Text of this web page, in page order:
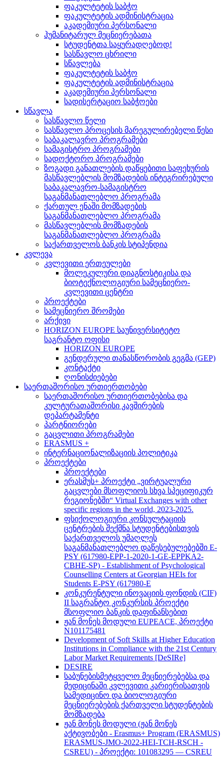
ფაკულტეტის საბჭო
ფაკულტეტის ადმინისტრაცია
აკადემიური პერსონალი
ჰუმანიტარულ მეცნიერებათა
სტუდენტთა საყურადღებოდ!
სასწავლო ცხრილი
სწავლება
ფაკულტეტის საბჭო
ფაკულტეტის ადმინისტრაცია
აკადემიური პერსონალი
სადისერტაციო საბჭოები
სწავლა
სასწავლო წელი
სასწავლო პროცესის მარეგულირებელი წესი
საბაკალავრო პროგრამები
სამაგისტრო პროგრამები
სადოქტორო პროგრამები
ზოგადი განათლების დაწყებითი საფეხურის
მასწავლებლის მომზადების ინტეგრირებული
საბაკალავრო-სამაგისტრო
საგანმანათლებლო პროგრამა
ქართულ ენაში მომზადების
საგანმანათლებლო პროგრამა
მასწავლებლის მომზადების
საგანმანათლებლო პროგრამა
საქართველოს ბანკის სტიპენდია
კვლევა
კვლევითი ერთეულები
მოლეკულური დიაგნოსტიკისა და
ბიოტექნოლოგიური სამეცნიერო-
კვლევითი ცენტრი
პროექტები
სამეცნიერო შრომები
არქივი
HORIZON EUROPE საუნივერსიტეტო
საგრანტო ოფისი
HORIZON EUROPE
გენდერული თანასწორობის გეგმა (GEP)
კონტაქტი
ღონისძიებები
საერთაშორისო ურთიერთობები
საერთაშორისო ურთიერთობებისა და
კულტურათაშორისი კავშირების
დეპარტამენტი
პარტნიორები
გაცვლითი პროგრამები
ERASMUS +
ინტერნაციონალიზაციის პოლიტიკა
პროექტები
პროექტები
ერასმუს+ პროექტი „ვირტუალური
გაცვლები მსოფლიოს სხვა სპეციფიკურ
რეგიონებში“ Virtual Exchanges with other
specific regions in the world, 2023-2025.
ფსიქოლოგიური კონსულტაციის
ცენტრების შექმნა სტუდენტებისთვის
საქართველოს უმაღლეს
საგანმანათლებლო დაწესებულებებში E-
PSY (617980-EPP-1-2020-1-GE-EPPKA2-
CBHE-SP) - Establishment of Psychological
Counselling Centers at Georgian HEIs for
Students E-PSY (617980-E
კონკურენტული ინოვაციის ფონდის (CIF)
II საგრანტო კონკურსის პროექტი
მსოფლიო ბანკის დაფინანსებით
ჟან მონეს მოდული EUPEACE, პროექტი
N101175481
Development of Soft Skills at Higher Education
Institutions in Compliance with the 21st Century
Labor Market Requirements [DeSIRe]
DESIRE
საბუნებისმეტყველო მეცნიერებებსა და
მედიცინაში კვლევითი კარიერისათვის
სამედიცინო და ბიოლოგიური
მეცნიერებების ქართველი სტუდენტების
მომზადება
ჟან მონეს მოდული (ჟან მონეს
აქტივობები - Erasmus+ Program (ERASMUS)
ERASMUS-JMO-2022-HEI-TCH-RSCH -
CSREU) - პროექტი: 101083295 — CSREU